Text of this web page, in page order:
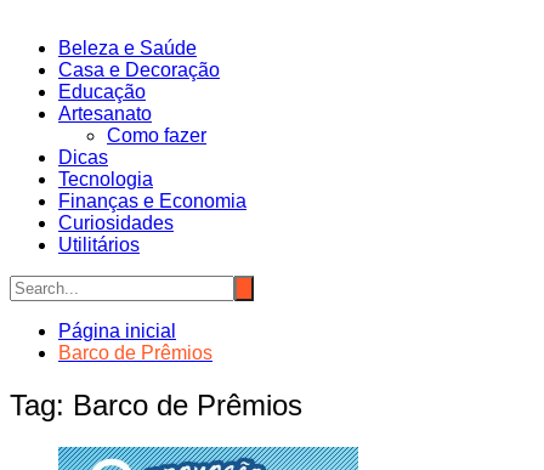
Beleza e Saúde
Casa e Decoração
Educação
Artesanato
Como fazer
Dicas
Tecnologia
Finanças e Economia
Curiosidades
Utilitários
Página inicial
Barco de Prêmios
Tag: Barco de Prêmios